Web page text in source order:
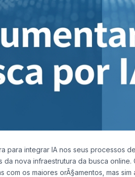
na
para integrar IA nos seus processos
nova infraestrutura da busca online.
os maiores orÃ§amentos, mas sim